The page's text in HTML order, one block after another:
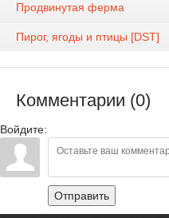
Продвинутая ферма
Пирог, ягоды и птицы [DST]
Комментарии (0)
Войдите:
Отправить